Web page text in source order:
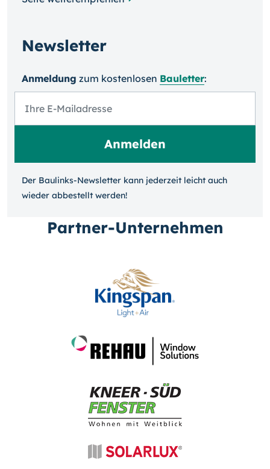
Newsletter
Anmeldung zum kosten­losen Bauletter:
Der Baulinks-Newsletter kann jeder­zeit leicht auch
wieder ab­bestellt werden!
Partner-Unternehmen